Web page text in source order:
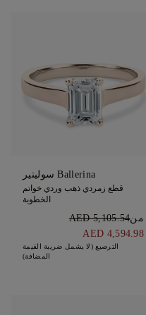
Ballerina سوليتير
قطع زمردي ذهب وردي خواتم
الخطوبة
منAED 5,105.54
AED 4,594.98
الترصيع (لا يشمل ضريبة القيمة
المضافة)